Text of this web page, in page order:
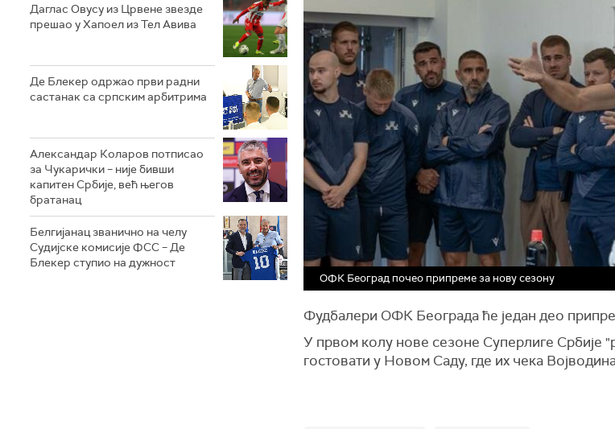
Даглас Овусу из Црвене звезде
прешао у Хапоел из Тел Авива
Де Блекер одржао први радни
састанак са српским арбитрима
Александар Коларов потписао
за Чукарички – није бивши
капитен Србије, већ његов
братанац
Белгијанац званично на челу
Судијске комисије ФСС – Де
Блекер ступио на дужност
ОФК Београд почео припреме за нову сезону
Фудбалери ОФК Београда ће један део
У првом колу нове сезоне Суперлиге Србије
гостовати у Новом Саду, где их чека